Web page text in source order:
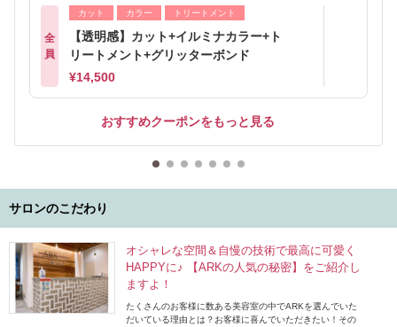
全
員
カット カラー トリートメント
【透明感】カット+イルミナカラー+ト
リートメント+グリッターボンド
¥14,500
おすすめクーポンをもっと見る
サロンのこだわり
オシャレな空間＆自慢の技術で最高に可愛く
HAPPYに♪ 【ARKの人気の秘密】をご紹介し
ますよ！
たくさんのお客様に数ある美容室の中でARKを選んでいた
だいている理由とは？お客様に喜んでいただきたい！その